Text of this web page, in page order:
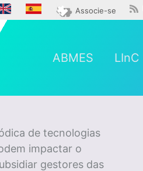
Associe-se
ABMES LInC
de tecnologias
impactar o
gestores das